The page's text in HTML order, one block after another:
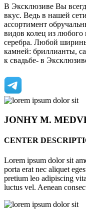
В Эксклюзиве Вы
вкус. Ведь в нашей
ассортимент
видов колец из любого
серебра. Любой
камней: бриллианты,
к свадьбе- в
JONHYM.
CENTER
Lorem ipsum dolor sit
porta erat nec aliquet
pretium leo adipiscing
luctus vel. Aenean